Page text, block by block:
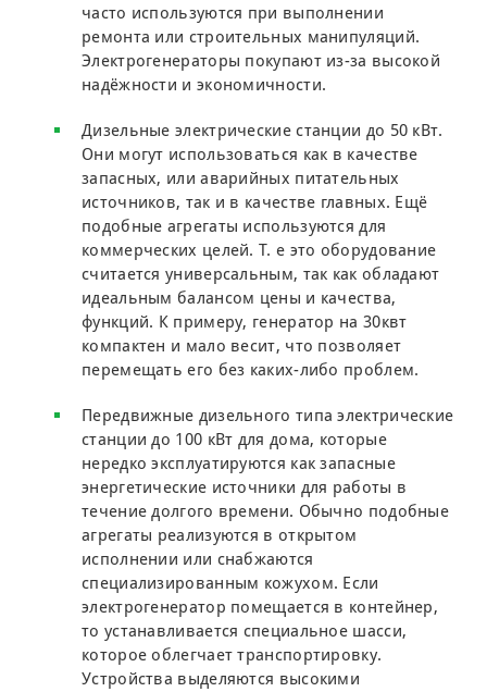
часто используются при выполнении
ремонта или строительных манипуляций.
Электрогенераторы покупают из-за высокой
надёжности и экономичности.
Дизельные электрические станции до 50 кВт.
Они могут использоваться как в качестве
запасных, или аварийных питательных
источников, так и в качестве главных. Ещё
подобные агрегаты используются для
коммерческих целей. Т. е это оборудование
считается универсальным, так как обладают
идеальным балансом цены и качества,
функций. К примеру, генератор на 30квт
компактен и мало весит, что позволяет
перемещать его без каких-либо проблем.
Передвижные дизельного типа электрические
станции до 100 кВт для дома, которые
нередко эксплуатируются как запасные
энергетические источники для работы в
течение долгого времени. Обычно подобные
агрегаты реализуются в открытом
исполнении или снабжаются
специализированным кожухом. Если
электрогенератор помещается в контейнер,
то устанавливается специальное шасси,
которое облегчает транспортировку.
Устройства выделяются высокими